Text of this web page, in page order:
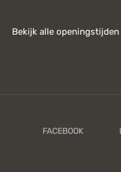
Bekijk alle openingstijden